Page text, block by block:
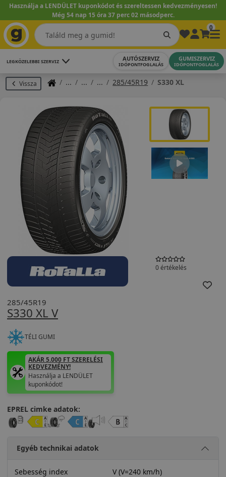
Használja a LENDÜLET kuponkódot és szereltessen kedvezményesen!
Még 54 nap 15 óra 37 perc 02 másodperc.
0
LEGKÖZELEBBI SZERVIZ AUTÓSZERVIZ
IDŐPONTFOGLALÁS
GUMISZERVIZ
IDŐPONTFOGLALÁS
Vissza 285/45R19 S330 XL
0 értékelés
S330 XL V
285/45R19
TÉLI GUMI
AKÁR 5.000 FT SZERELÉSI
KEDVEZMÉNY!
Használja a LENDÜLET
kuponkódot!
EPREL cimke adatok:
Egyéb technikai adatok
Sebesség index
V (V=240 km/h)